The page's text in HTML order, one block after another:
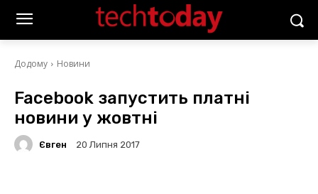
Додому Новини
Facebook запустить платні
новини у жовтні
Євген 20 Липня 2017